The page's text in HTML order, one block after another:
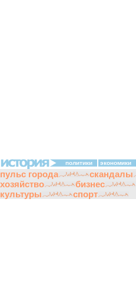
политики экономики
пульс города скандалы
хозяйство
бизнес
культуры
спорт